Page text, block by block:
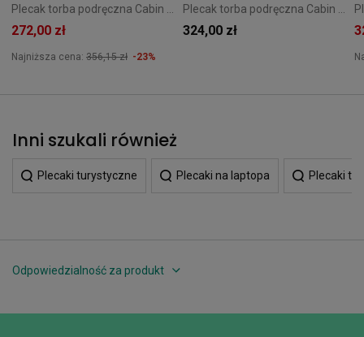
272,00 zł
Najniższa cena: 356,15 zł -23%
324,00 zł
Inni szukali również
Plecaki turystyczne Plecaki na laptopa Plecaki
Odpowiedzialność za produkt